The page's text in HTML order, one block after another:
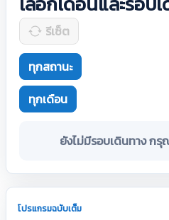
รีเซ็ต
ทุกสถานะ
ทุกเดือน
ยังไม่มีรอบเดินทาง ก
โปรแกรมฉบับเต็ม